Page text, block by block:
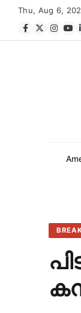
Thu, Aug 6,